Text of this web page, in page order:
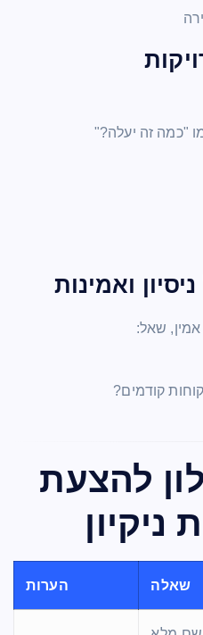
"כמה זה יעלה?"
שאל:
קודמים?
להצעת
ניקיון
שאלה הערות